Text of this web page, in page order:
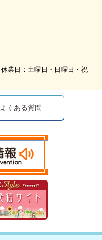
業日：土曜日・日曜日・祝
よくある質問